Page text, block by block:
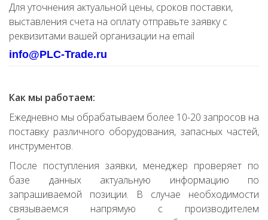
Для уточнения актуальной цены, сроков поставки,
выставления счета на оплату отправьте заявку с
реквизитами вашей организации на email
info@PLC-Trade.ru
Как мы работаем:
Ежедневно мы обрабатываем более 10-20 запросов на
поставку различного оборудования, запасных частей,
инструментов.
После поступления заявки, менеджер проверяет по
базе данных актуальную информацию по
запрашиваемой позиции. В случае необходимости
связываемся напрямую с производителем